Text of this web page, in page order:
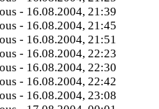
- 16.08.2004, 21:39
- 16.08.2004, 21:45
- 16.08.2004, 21:51
- 16.08.2004, 22:23
- 16.08.2004, 22:30
- 16.08.2004, 22:42
- 16.08.2004, 23:08